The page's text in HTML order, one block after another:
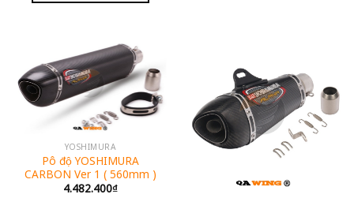
YOSHIMURA
Pô độ YOSHIMURA
CARBON Ver 1 ( 560mm )
4.482.400₫